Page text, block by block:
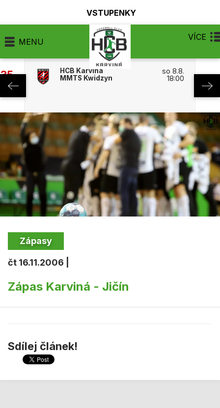
VSTUPENKY
MENU VÍCE
HCB Karviná
MMTS Kwidzyn
so 8.8.
18:00
Zápasy
čt 16.11.2006 |
Zápas Karviná - Jičín
Sdílej článek!